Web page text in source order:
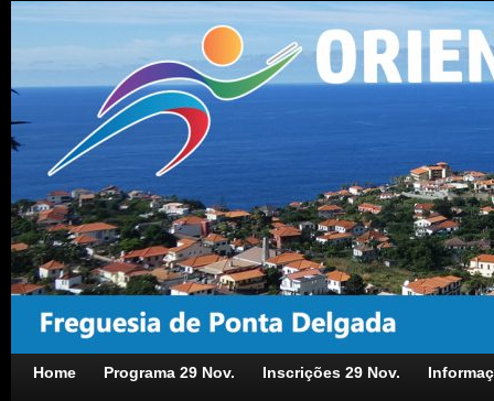
Home Programa 29 Nov. Inscrições 29 Nov.